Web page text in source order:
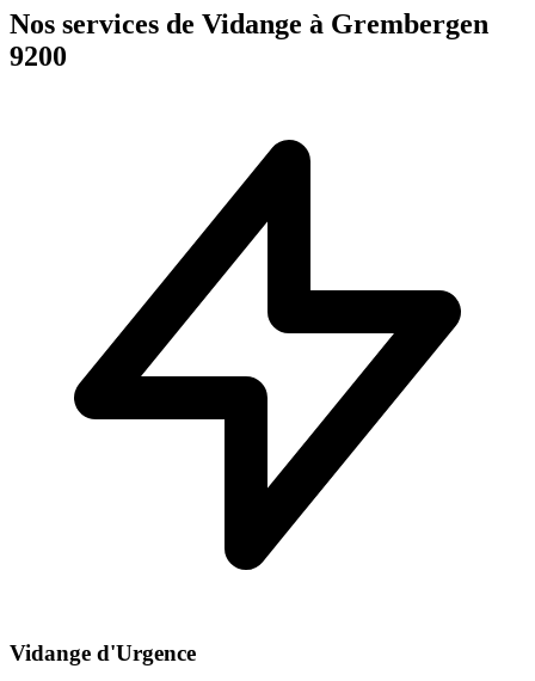
Nos services de Vidange à Grembergen
9200
Vidange d'Urgence